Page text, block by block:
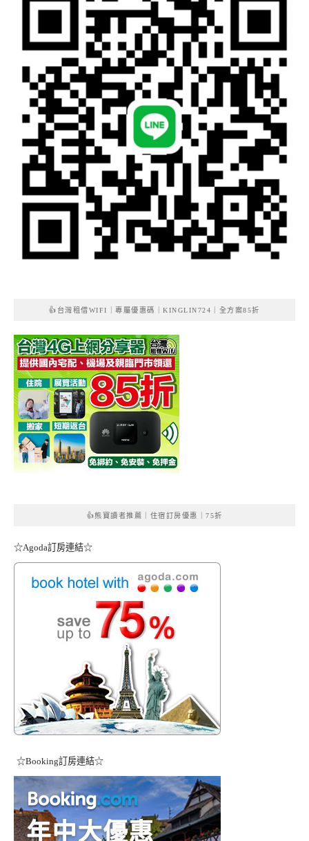
👍台灣租借WIFI｜專屬優惠碼｜KINGLIN724｜全方案85折
👍熊寶讀者推薦｜住宿訂房優惠｜75折
☆Agoda訂房連結☆
☆Booking訂房連結☆